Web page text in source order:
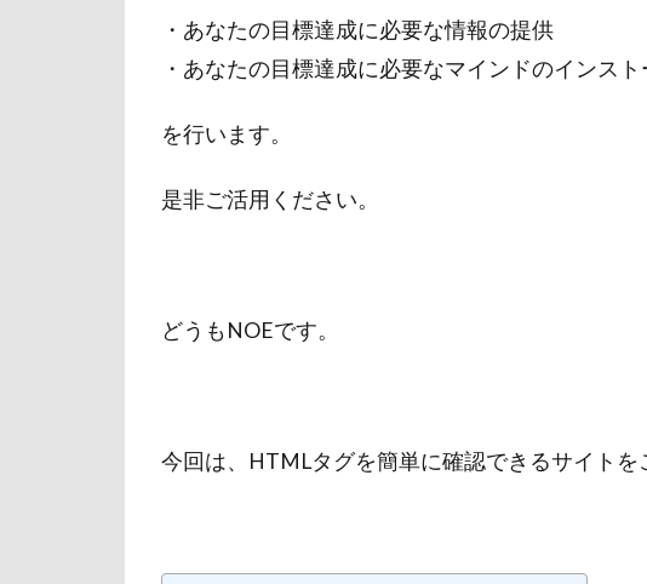
・あなたの目標達成に必要な情報の提供
・あなたの目標達成に必要なマインドのインスト
を行います。
是非ご活用ください。
どうもNOEです。
今回は、HTMLタグを簡単に確認できるサイトを